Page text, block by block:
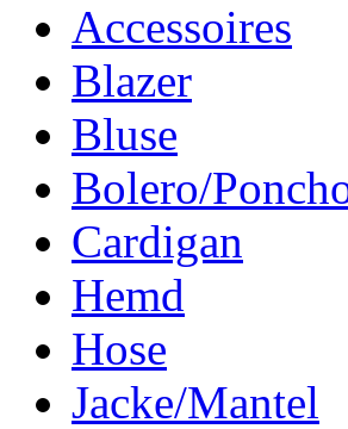
Accessoires
Blazer
Bluse
Bolero/
Cardigan
Hemd
Hose
Jacke/Mantel